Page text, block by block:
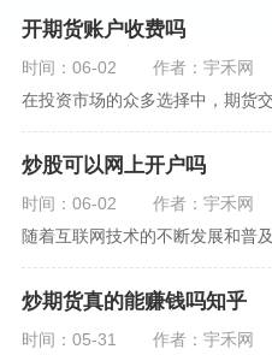
开期货账户收费吗
时间：06-02
作者：宇禾网
炒股可以网上开户吗
时间：06-02
作者：宇禾网
炒期货真的能赚钱吗知乎
时间：05-31
作者：宇禾网